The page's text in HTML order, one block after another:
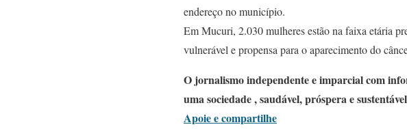
endereço no município.
Em Mucuri, 2.030 mulheres estão na faixa etária
vulnerável e propensa para o aparecimento do
O jornalismo independente e imparcial com
uma sociedade , saudável, próspera e
Apoie e compartilhe